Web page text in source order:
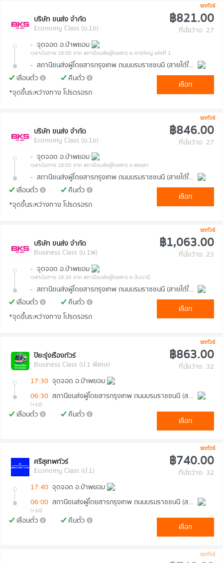
รถทัวร์
บริษัท ขนส่ง จำกัด
Economy Class (ม.1ข)
฿821.00
ที่นั่งว่าง: 27
- จุดจอด อ.ป่าพยอม
เวลาต้นทาง 16:00 จาก สถานีขนส่งผู้โดยสาร อ.หาดใหญ่ แห่งที่ 1
-
สถานีขนส่งผู้โดยสารกรุงเทพ ถนนบรมราชชนนี (สายใต้ใหม่)
เลื่อนตั๋ว
คืนตั๋ว
*จุดขึ้นระหว่างทาง โปรดรอรถ
เลือก
รถทัวร์
บริษัท ขนส่ง จำกัด
Economy Class (ม.1ข)
฿846.00
ที่นั่งว่าง: 27
- จุดจอด อ.ป่าพยอม
เวลาต้นทาง 16:05 จาก สถานีขนส่งผู้โดยสาร จ.สงขลา
-
สถานีขนส่งผู้โดยสารกรุงเทพ ถนนบรมราชชนนี (สายใต้ใหม่)
เลื่อนตั๋ว
คืนตั๋ว
*จุดขึ้นระหว่างทาง โปรดรอรถ
เลือก
รถทัวร์
บริษัท ขนส่ง จำกัด
Business Class (ม.1พ)
฿1,063.00
ที่นั่งว่าง: 23
- จุดจอด อ.ป่าพยอม
เวลาต้นทาง 16:30 จาก สถานีขนส่งผู้โดยสาร จ.ปัตตานี
-
สถานีขนส่งผู้โดยสารกรุงเทพ ถนนบรมราชชนนี (สายใต้ใหม่)
เลื่อนตั๋ว
คืนตั๋ว
*จุดขึ้นระหว่างทาง โปรดรอรถ
เลือก
รถทัวร์
ปิยะรุ่งเรืองทัวร์
Business Class (ป.1 พิเศษ)
฿863.00
ที่นั่งว่าง: 32
17:30 จุดจอด อ.ป่าพยอม
06:30
สถานีขนส่งผู้โดยสารกรุงเทพ ถนนบรมราชชนนี (สายใต้ใหม่)
(+1d)
เลื่อนตั๋ว คืนตั๋ว
เลือก
รถทัวร์
ศรีสุเทพทัวร์
Economy Class (ป.1)
฿740.00
ที่นั่งว่าง: 32
17:40 จุดจอด อ.ป่าพยอม
06:00
สถานีขนส่งผู้โดยสารกรุงเทพ ถนนบรมราชชนนี (สายใต้ใหม่)
(+1d)
เลื่อนตั๋ว คืนตั๋ว
เลือก
รถทัวร์